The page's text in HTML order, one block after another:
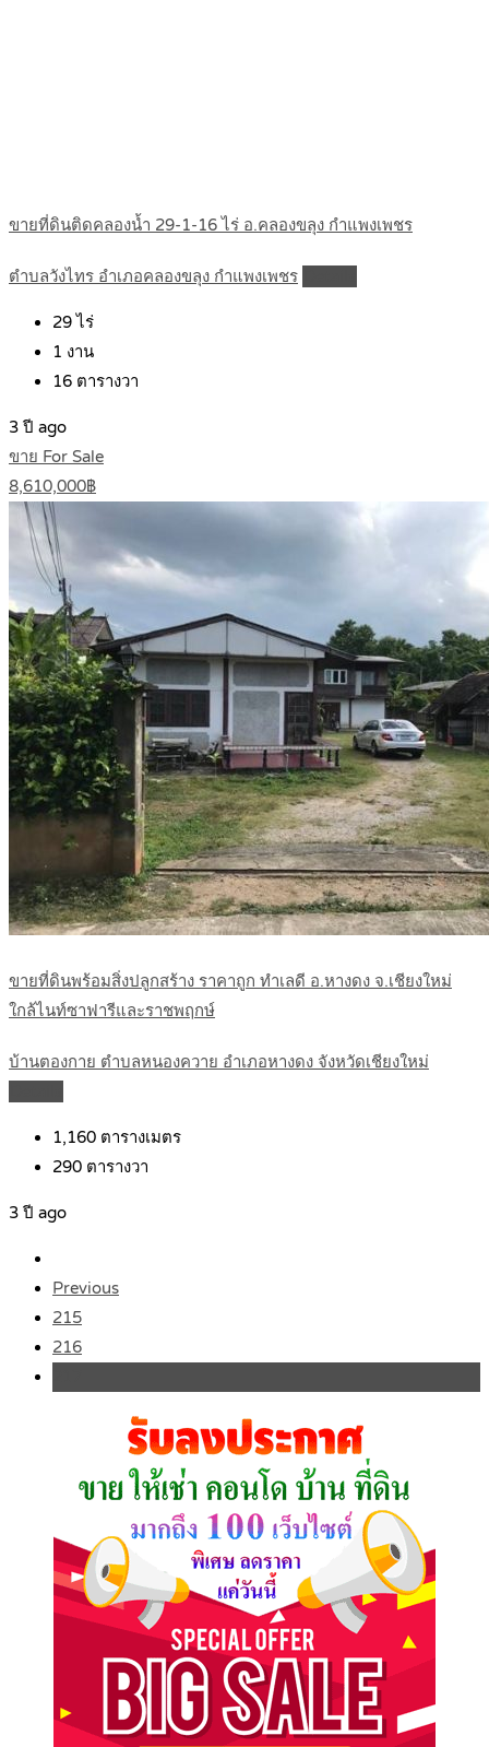
ขายที่ดินติดคลองน้ำ 29-1-16 ไร่ อ.คลองขลุง กำแพงเพชร
ตำบลวังไทร อำเภอคลองขลุง กำแพงเพชร
29ไร่
1 งาน
16 ตารางวา
3 ปี ago
ขาย For Sale
8,610,000฿
ขายที่ดินพร้อมสิ่งปลูกสร้าง ราคาถูก ทำเลดี อ.หางดง จ.เชียงใหม่
ใกล้ไนท์ซาฟารีและราชพฤกษ์
บ้านตองกาย ตำบลหนองควาย อำเภอหางดง จังหวัดเชียงใหม่
1,160 ตารางเมตร
290 ตารางวา
3 ปี ago
Previous
215
216